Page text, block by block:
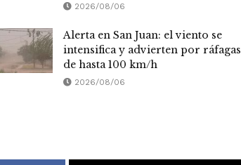
2026/08/06
Alerta en San Juan: el viento se
intensifica y advierten por ráfagas
de hasta 100 km/h
2026/08/06